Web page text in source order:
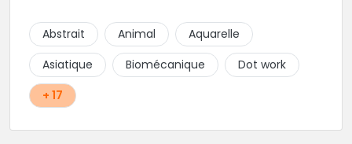
construire un projet qui vous ressemble.
Abstrait Animal
Aquarelle
Asiatique
Biomécanique
Dot work
+ 17